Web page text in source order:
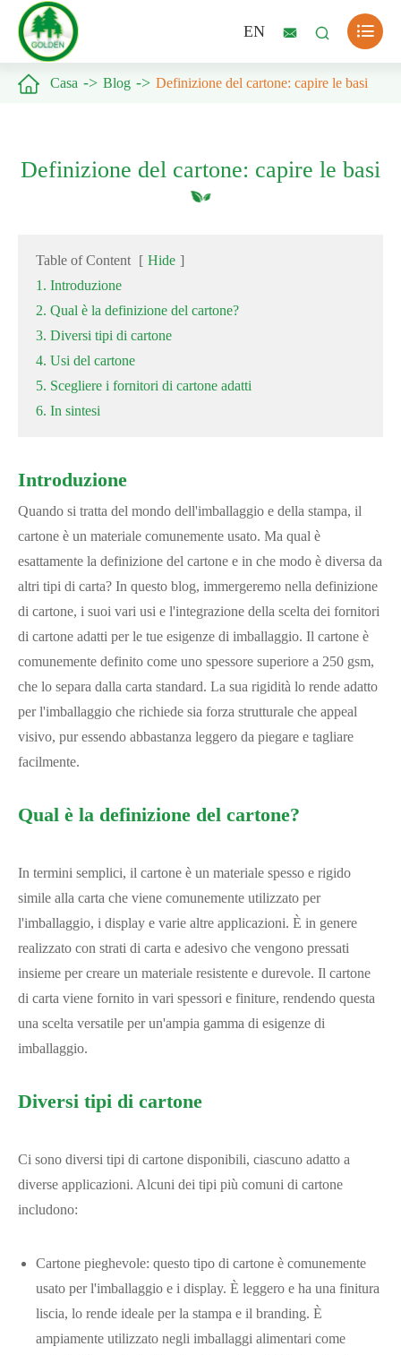
EN   
 Casa Blog Definizione del cartone: capire le basi
Definizione del cartone: capire le basi
Table of Content [ Hide ]
1. Introduzione
2. Qual è la definizione del cartone?
3. Diversi tipi di cartone
4. Usi del cartone
5. Scegliere i fornitori di cartone adatti
6. In sintesi
Introduzione
Quando si tratta del mondo dell'imballaggio e della stampa, il
cartone è un materiale comunemente usato. Ma qual è
esattamente la definizione del cartone e in che modo è diversa da
altri tipi di carta? In questo blog, immergeremo nella definizione
di cartone, i suoi vari usi e l'integrazione della scelta dei fornitori
di cartone adatti per le tue esigenze di imballaggio. Il cartone è
comunemente definito come uno spessore superiore a 250 gsm,
che lo separa dalla carta standard. La sua rigidità lo rende adatto
per l'imballaggio che richiede sia forza strutturale che appeal
visivo, pur essendo abbastanza leggero da piegare e tagliare
facilmente.
Qual è la definizione del cartone?
In termini semplici, il cartone è un materiale spesso e rigido
simile alla carta che viene comunemente utilizzato per
l'imballaggio, i display e varie altre applicazioni. È in genere
realizzato con strati di carta e adesivo che vengono pressati
insieme per creare un materiale resistente e durevole. Il cartone
di carta viene fornito in vari spessori e finiture, rendendo questa
una scelta versatile per un'ampia gamma di esigenze di
imballaggio.
Diversi tipi di cartone
Ci sono diversi tipi di cartone disponibili, ciascuno adatto a
diverse applicazioni. Alcuni dei tipi più comuni di cartone
includono:
Cartone pieghevole: questo tipo di cartone è comunemente
usato per l'imballaggio e i display. È leggero e ha una finitura
liscia, lo rende ideale per la stampa e il branding. È
ampiamente utilizzato negli imballaggi alimentari come